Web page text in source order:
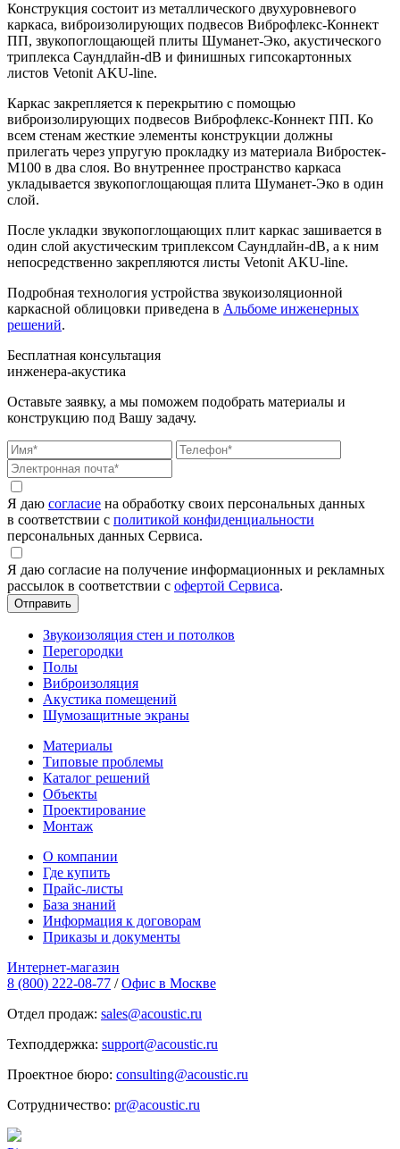
Конструкция состоит из металлического двухуровневого
каркаса, виброизолирующих подвесов Виброфлекс-Коннект
ПП, звукопоглощающей плиты Шуманет-Эко, акустического
триплекса Саундлайн-dB и финишных гипсокартонных
листов Vetonit AKU-line.
Каркас закрепляется к перекрытию с помощью
виброизолирующих подвесов Виброфлекс-Коннект ПП. Ко
всем стенам жесткие элементы конструкции должны
прилегать через упругую прокладку из материала Вибростек-
М100 в два слоя. Во внутреннее пространство каркаса
укладывается звукопоглощающая плита Шуманет-Эко в один
слой.
После укладки звукопоглощающих плит каркас зашивается в
один слой акустическим триплексом Саундлайн-dB, а к ним
непосредственно закрепляются листы Vetonit AKU-line.
Подробная технология устройства звукоизоляционной
каркасной облицовки приведена в Альбоме инженерных
решений.
Бесплатная консультация
инженера-акустика
Оставьте заявку, а мы поможем подобрать материалы и
конструкцию под Вашу задачу.
Я даю согласие на обработку своих персональных данных
в соответствии с политикой конфиденциальности
персональных данных Сервиса.
Я даю согласие на получение информационных и рекламных
рассылок в соответствии с офертой Сервиса.
Звукоизоляция стен и потолков
Перегородки
Полы
Виброизоляция
Акустика помещений
Шумозащитные экраны
Материалы
Типовые проблемы
Каталог решений
Объекты
Проектирование
Монтаж
О компании
Где купить
Прайс-листы
База знаний
Информация к договорам
Приказы и документы
Интернет-магазин
8 (800) 222-08-77 / Офис в Москве
Отдел продаж: sales@acoustic.ru
Техподдержка: support@acoustic.ru
Проектное бюро: consulting@acoustic.ru
Сотрудничество: pr@acoustic.ru